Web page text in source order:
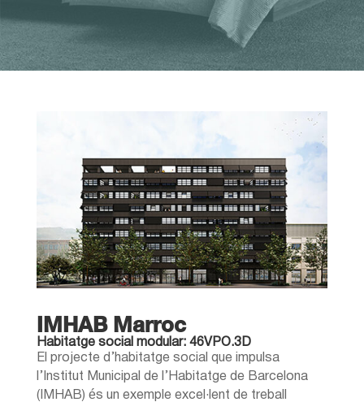
IMHAB Marroc
Habitatge social modular: 46VPO.3D
El projecte d’habitatge social que impulsa
l’Institut Municipal de l’Habitatge de Barcelona
(IMHAB) és un exemple excel·lent de treball